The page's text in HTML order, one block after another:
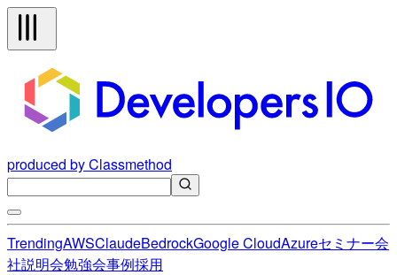
produced by Classmethod
TrendingAWSClaudeBedrockGoogle CloudAzureセミナー会
社説明会勉強会事例採用